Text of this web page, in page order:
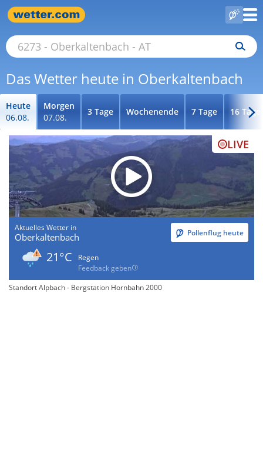
Das Wetter heute in Oberkaltenbach
Heute
06.08.
Morgen
07.08.
3 Tage Wochenende 7 Tage 16 Tage
LIVE
Aktuelles Wetter in
Oberkaltenbach Pollenflug heute
21°C
Regen
Feedback geben
Standort Alpbach - Bergstation Hornbahn 2000